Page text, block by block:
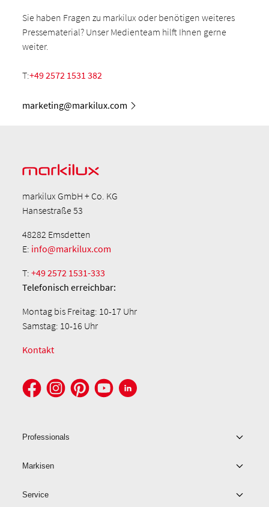
Sie haben Fragen zu markilux oder benötigen weiteres
Pressematerial? Unser Medienteam hilft Ihnen gerne
weiter.
T:+49 2572 1531 382
marketing@markilux.com
markilux GmbH + Co. KG
Hansestraße 53
48282 Emsdetten
E: info@markilux.com
T:+49 2572 1531-333
Telefonisch erreichbar:
Montag bis Freitag: 10-17 Uhr
Samstag: 10-16 Uhr
Kontakt
Professionals
Markisen
Service